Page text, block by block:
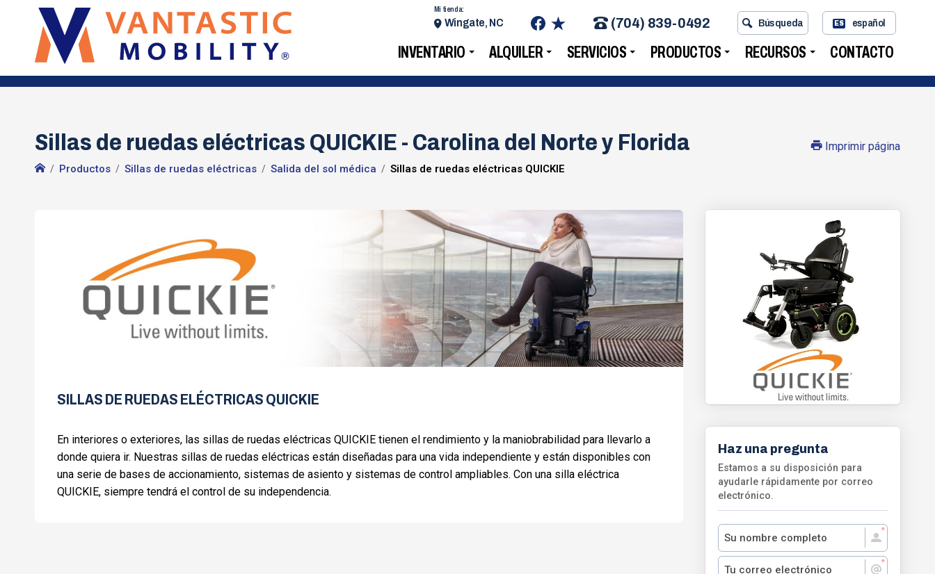
INVENTARIO ALQUILER SERVICIOS PRODUCTOS RECURSOS CONTACTO
Mi tienda:
Wingate, NC (704) 839-0492 Búsqueda ES español
Sillas de ruedas eléctricas QUICKIE - Carolina del Norte y Florida
Productos Sillas de ruedas eléctricas Salida del sol médica Sillas de ruedas eléctricas QUICKIE
Imprimir página
SILLAS DE RUEDAS ELÉCTRICAS QUICKIE
En interiores o exteriores, las sillas de ruedas eléctricas QUICKIE tienen el rendimiento y la maniobrabilidad para llevarlo a
donde quiera ir. Nuestras sillas de ruedas eléctricas están diseñadas para una vida independiente y están disponibles con
una serie de bases de accionamiento, sistemas de asiento y sistemas de control ampliables. Con una silla eléctrica
QUICKIE, siempre tendrá el control de su independencia.
Haz una pregunta
Estamos a su disposición para
ayudarle rápidamente por correo
electrónico.